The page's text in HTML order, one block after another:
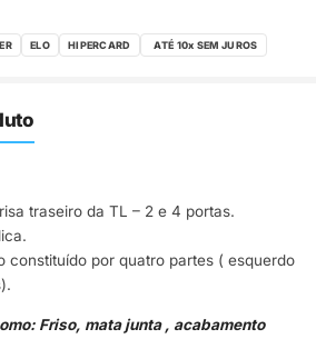
ELO HIPERCARD
traseiro da TL – 2 e 4 portas.
constituído por quatro partes ( esquerdo
Friso, mata junta , acabamento